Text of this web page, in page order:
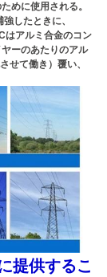
めに使用される。
したときに、
はアルミ合金のコン
ーのあたりのアル
せて働き）覆い、
提供するこ